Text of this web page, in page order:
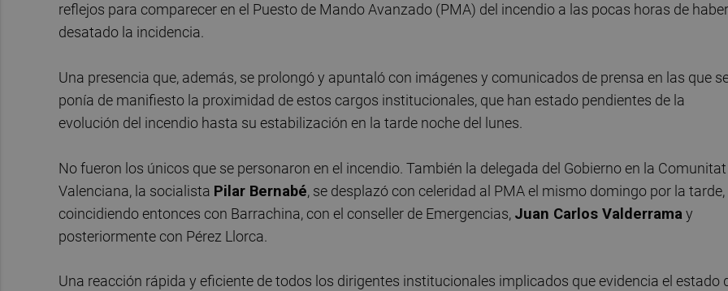
reflejos para comparecer en el Puesto de Mando Avanzado (PMA) del incendio a las pocas horas de
desatado la incidencia.
Una presencia que, además, se prolongó y apuntaló con imágenes y comunicados de prensa en las que
ponía de manifiesto la proximidad de estos cargos institucionales, que han estado pendientes de la
evolución del incendio hasta su estabilización en la tarde noche del lunes.
No fueron los únicos que se personaron en el incendio. También la delegada del Gobierno en la Comunitat
Valenciana, la socialista Pilar Bernabé, se desplazó con celeridad al PMA el mismo domingo por la tarde,
coincidiendo entonces con Barrachina, con el conseller de Emergencias, Juan Carlos Valderrama y
posteriormente con Pérez Llorca.
Una reacción rápida y eficiente de todos los dirigentes institucionales implicados que evidencia el estado